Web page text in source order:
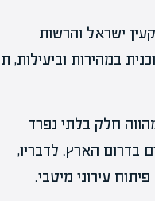
ישראל והרשות
במהירות וביעילות,
חלק בלתי נפרד
בדרום הארץ. לדבריו,
עירוני מיטבי.